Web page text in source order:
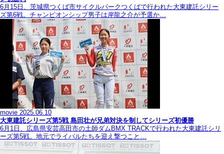
6月15日、茨城県つくば市サイクルパークつくばで行われた大東建託シリー
ズ第6戦。チャンピオンシップ男子は岸龍之介が予選か…
movie 2025.06.10
大東建託シリーズ第5戦 島田壮が兄弟対決を制してシリーズ初優勝
6月1日、広島県安芸高田市の土師ダムBMX TRACKで行われた大東建託シリ
ーズ第5戦。地元でライバルたちを迎え撃つこと…